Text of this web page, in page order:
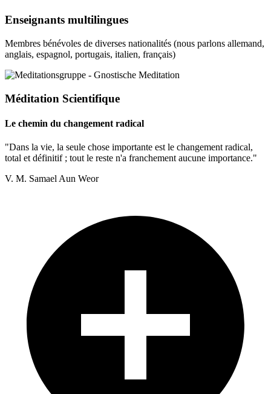
Enseignants multilingues
Membres bénévoles de diverses nationalités (nous parlons allemand,
anglais, espagnol, portugais, italien, français)
Méditation Scientifique
Le chemin du changement radical
"Dans la vie, la seule chose importante est le changement radical,
total et définitif ; tout le reste n'a franchement aucune importance."
V. M. Samael Aun Weor